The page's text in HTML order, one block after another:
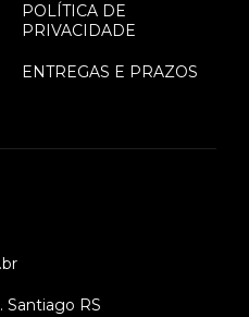
POLÍTICA DE
PRIVACIDADE
ENTREGAS E PRAZOS
Santiago RS